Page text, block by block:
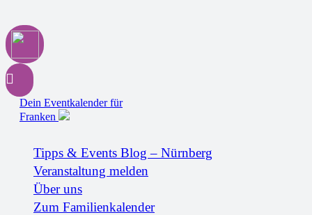
Dein Eventkalender für
Franken
Tipps & Events Blog – Nürnberg
Veranstaltung melden
Über uns
Zum Familienkalender